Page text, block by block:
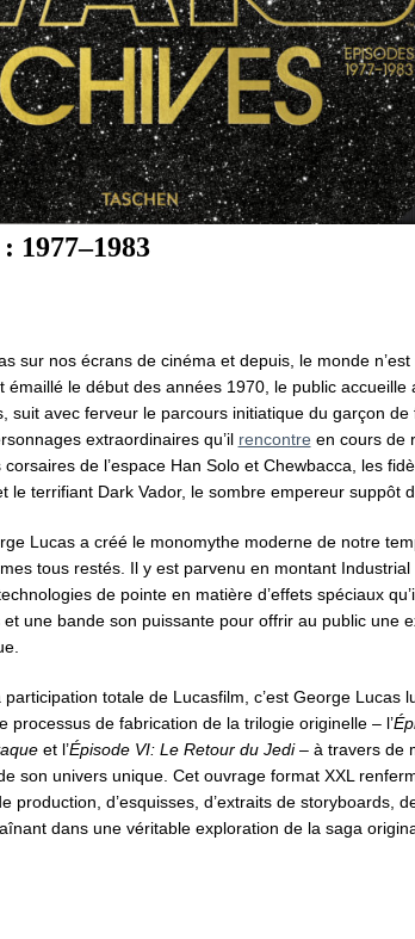
1977–1983
sur nos écrans de cinéma et depuis, le monde n’est
le début des années 1970, le public accueille
suit avec ferveur le parcours initiatique du garçon
extraordinaires qu’il rencontre en cours de
de l’espace Han Solo et Chewbacca, les
le terrifiant Dark Vador, le sombre empereur suppôt
Lucas a créé le monomythe moderne de notre
tous restés. Il y est parvenu en montant
de pointe en matière d’effets spéciaux
une bande son puissante pour offrir au public une
totale de Lucasfilm, c’est George Lucas
processus de fabrication de la trilogie originelle – l’
et l’Épisode VI: Le Retour du Jedi– à travers de
son univers unique. Cet ouvrage format XXL
production, d’esquisses, d’extraits de storyboards,
dans une véritable exploration de la saga